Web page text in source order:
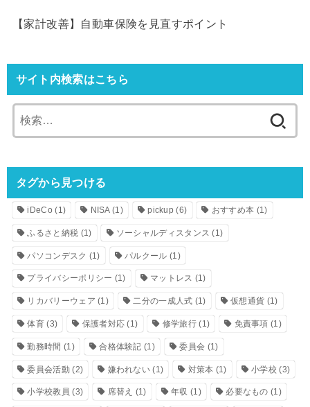
【家計改善】自動車保険を見直すポイント
サイト内検索はこちら
索:
タグから見つける
iDeCo (1) NISA(1) pickup (6) おすすめ本 (1)
ふるさと納税 (1) ソーシャルディスタンス (1)
パソコンデスク (1) パルクール (1)
プライバシーポリシー (1) マットレス (1)
リカバリーウェア (1) 二分の一成人式 (1) 仮想通貨 (1)
体育 (3) 保護者対応 (1) 修学旅行(1) 免責事項 (1)
勤務時間 (1) 合格体験記 (1) 委員会 (1)
委員会活動(2) 嫌われない (1) 対策本 (1) 小学校 (3)
小学校教員 (3) 席替え (1) 年収 (1) 必要なもの (1)